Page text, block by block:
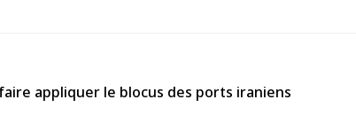
appliquer le blocus des ports iraniens